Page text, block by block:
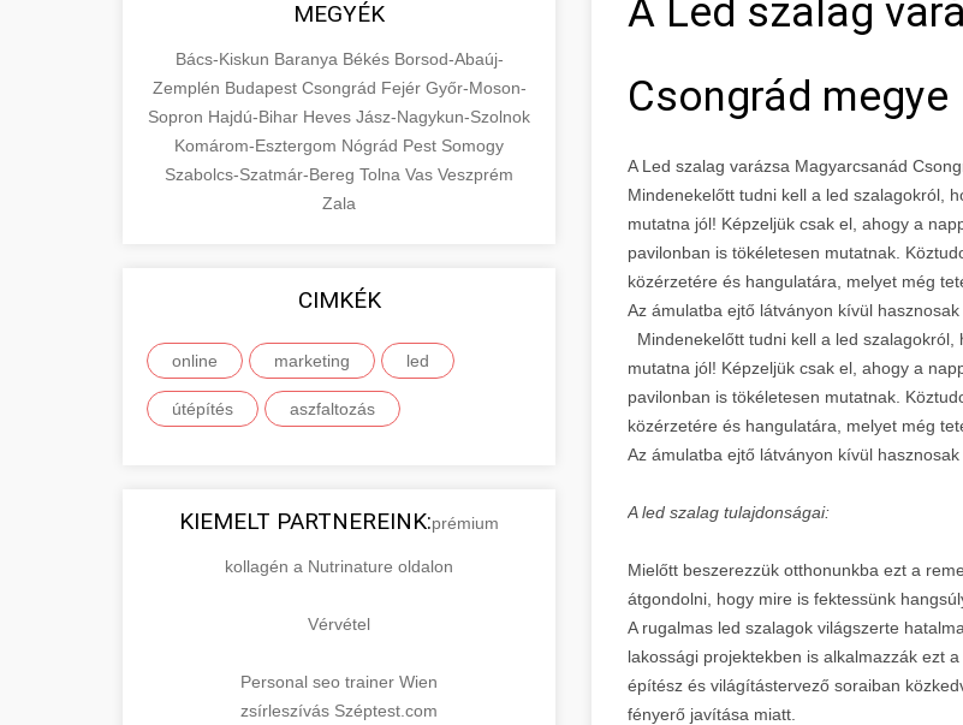
MEGYÉK
Bács-Kiskun Baranya Békés Borsod-Abaúj-
Zemplén Budapest Csongrád Fejér Győr-Moson-
Sopron Hajdú-Bihar Heves Jász-Nagykun-Szolnok
Komárom-Esztergom Nógrád Pest Somogy
Szabolcs-Szatmár-Bereg Tolna Vas Veszprém
Zala
CIMKÉK
online marketing led
útépítés aszfaltozás
KIEMELT PARTNEREINK:prémium
kollagén a Nutrinature oldalon
Vérvétel
Personal seo trainer Wien
zsírleszívás Széptest.com
A Led szalag
Csongrád megye
A Led szalag varázsa Magyarcsanád
Mindenekelőtt tudni kell a led szalagokról,
mutatna jól! Képzeljük csak el, ahogy a
pavilonban is tökéletesen mutatnak.
közérzetére és hangulatára, melyet még
Az ámulatba ejtő látványon kívül
Mindenekelőtt tudni kell a led
mutatna jól! Képzeljük csak el, ahogy a
pavilonban is tökéletesen mutatnak.
közérzetére és hangulatára, melyet még
Az ámulatba ejtő látványon kívül
A led szalag tulajdonságai:
Mielőtt beszerezzük otthonunkba ezt a
átgondolni, hogy mire is fektessünk
A rugalmas led szalagok világszerte
lakossági projektekben is alkalmazzák ezt
építész és világítástervező soraiban
fényerő javítása miatt.